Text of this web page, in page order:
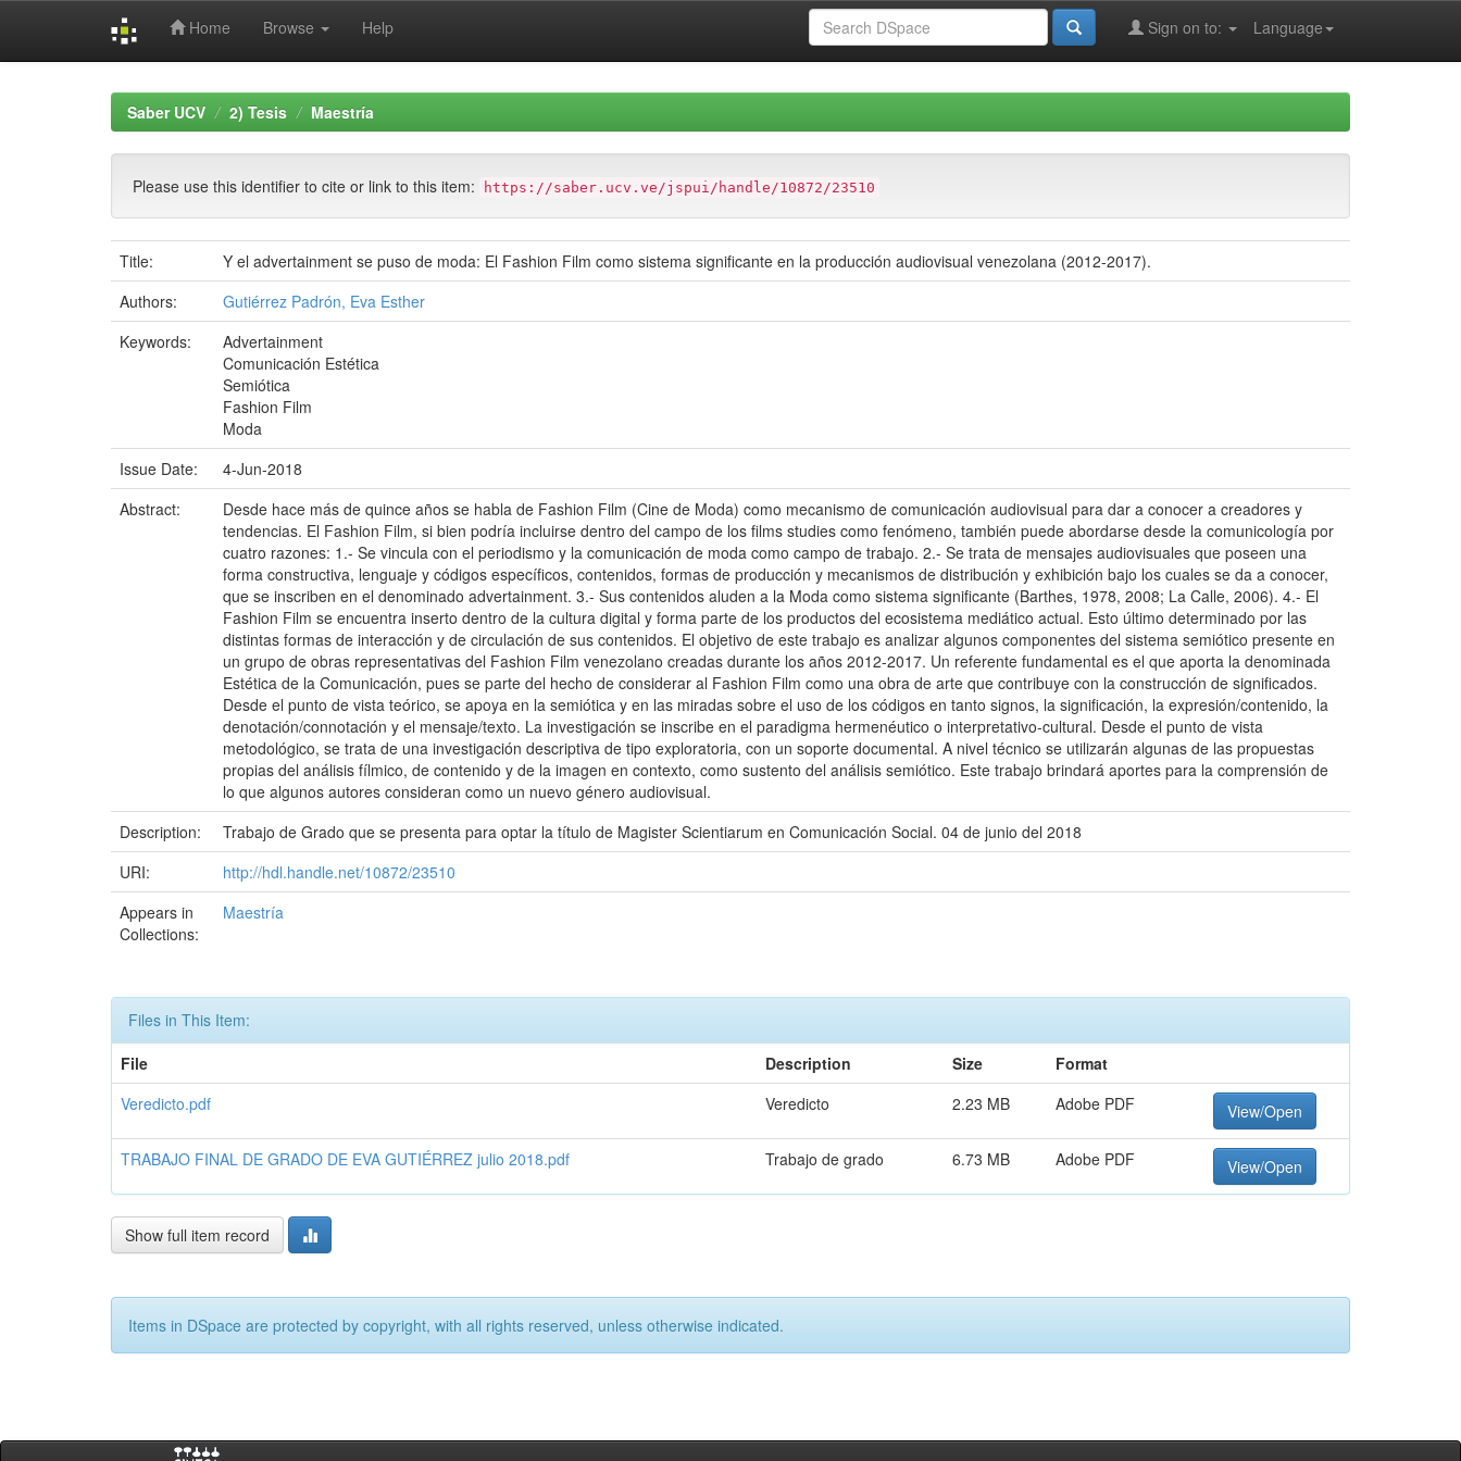
Home Browse Help Language
Sign on to:
Saber UCV 2) Tesis Maestría
Please use this identifier to cite or link to this item: https://saber.ucv.ve/jspui/handle/10872/23510
Title:
Y el advertainment se puso de moda: El Fashion Film como sistema significante en la producción audiovisual venezolana (2012-2017).
Authors:
Gutiérrez Padrón, Eva Esther
Keywords:
Advertainment
Comunicación Estética
Semiótica
Fashion Film
Moda
Issue Date:
4-Jun-2018
Abstract:
Desde hace más de quince años se habla de Fashion Film (Cine de Moda) como mecanismo de comunicación audiovisual para dar a conocer a creadores y
tendencias. El Fashion Film, si bien podría incluirse dentro del campo de los films studies como fenómeno, también puede abordarse desde la comunicología por
cuatro razones: 1.- Se vincula con el periodismo y la comunicación de moda como campo de trabajo. 2.- Se trata de mensajes audiovisuales que poseen una
forma constructiva, lenguaje y códigos específicos, contenidos, formas de producción y mecanismos de distribución y exhibición bajo los cuales se da a conocer,
que se inscriben en el denominado advertainment. 3.- Sus contenidos aluden a la Moda como sistema significante (Barthes, 1978, 2008; La Calle, 2006). 4.- El
Fashion Film se encuentra inserto dentro de la cultura digital y forma parte de los productos del ecosistema mediático actual. Esto último determinado por las
distintas formas de interacción y de circulación de sus contenidos. El objetivo de este trabajo es analizar algunos componentes del sistema semiótico presente en
un grupo de obras representativas del Fashion Film venezolano creadas durante los años 2012-2017. Un referente fundamental es el que aporta la denominada
Estética de la Comunicación, pues se parte del hecho de considerar al Fashion Film como una obra de arte que contribuye con la construcción de significados.
Desde el punto de vista teórico, se apoya en la semiótica y en las miradas sobre el uso de los códigos en tanto signos, la significación, la expresión/contenido, la
denotación/connotación y el mensaje/texto. La investigación se inscribe en el paradigma hermenéutico o interpretativo-cultural. Desde el punto de vista
metodológico, se trata de una investigación descriptiva de tipo exploratoria, con un soporte documental. A nivel técnico se utilizarán algunas de las propuestas
propias del análisis fílmico, de contenido y de la imagen en contexto, como sustento del análisis semiótico. Este trabajo brindará aportes para la comprensión de
lo que algunos autores consideran como un nuevo género audiovisual.
Description:
Trabajo de Grado que se presenta para optar la título de Magister Scientiarum en Comunicación Social. 04 de junio del 2018
URI:
http://hdl.handle.net/10872/23510
Appears in
Collections:
Maestría
Files in This Item:
File
Description Size
Format
Veredicto.pdf
Veredicto 2.23 MB Adobe PDF View/Open
TRABAJO FINAL DE GRADO DE EVA GUTIÉRREZ julio 2018.pdf Trabajo de grado 6.73 MB Adobe PDF View/Open
Show full item record
Items in DSpace are protected by copyright, with all rights reserved, unless otherwise indicated.